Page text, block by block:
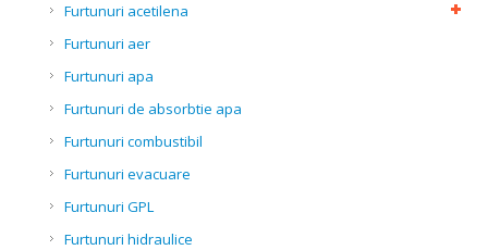
Furtunuri acetilena
Furtunuri aer
Furtunuri apa
Furtunuri de absorbtie apa
Furtunuri combustibil
Furtunuri evacuare
Furtunuri GPL
Furtunuri hidraulice